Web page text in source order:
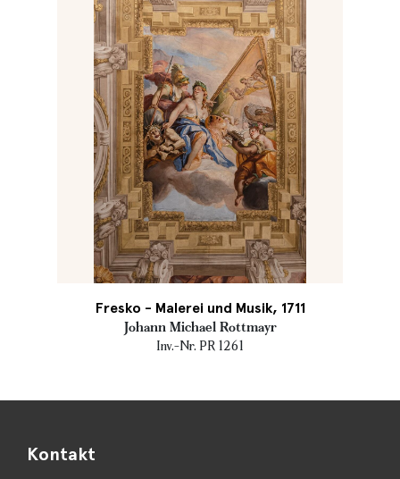
Fresko - Malerei und Musik, 1711
Johann Michael Rottmayr
Inv.-Nr. PR 1261
Kontakt